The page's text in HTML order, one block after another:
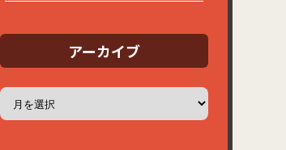
アーカイブ
ア
カ